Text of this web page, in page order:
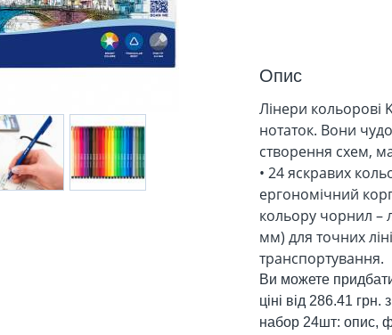
Опис
Лінери кольорові
нотаток. Вони
створення схем,
• 24 яскравих
ергономічний
кольору чорнил –
мм) для точних
транспортування.
Ви можете
ціні від 286.41
набор 24шт: опис,